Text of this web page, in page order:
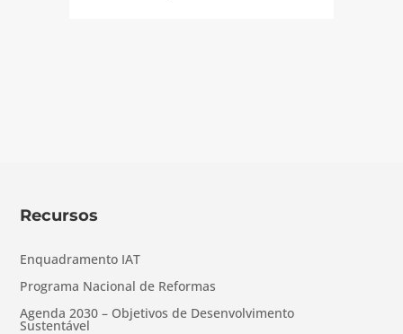
Recursos
Enquadramento IAT
Programa Nacional de Reformas
Agenda 2030 – Objetivos de Desenvolvimento
Sustentável